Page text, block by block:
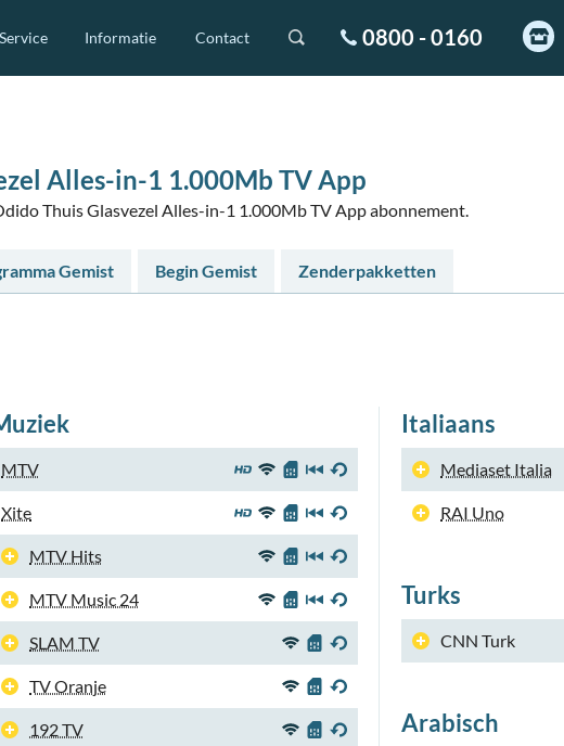
Service Informatie Contact 0800 - 0160
Alles-in-1 1.000Mb TV App
Thuis Glasvezel Alles-in-1 1.000Mb TV App abonnement.
Gemist Begin Gemist Zenderpakketten
MTV
Xite
MTV Hits
MTV Music 24
SLAM TV
TV Oranje
192 TV
Italiaans
Mediaset Italia
RAI Uno
Turks
CNN Turk
Arabisch